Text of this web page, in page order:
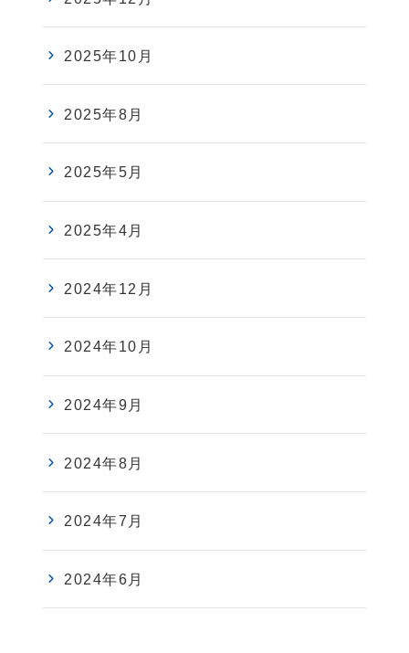
2025年10月
2025年8月
2025年5月
2025年4月
2024年12月
2024年10月
2024年9月
2024年8月
2024年7月
2024年6月